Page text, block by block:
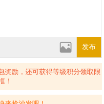
发布
奖励，还可获得等级积分领取限
！